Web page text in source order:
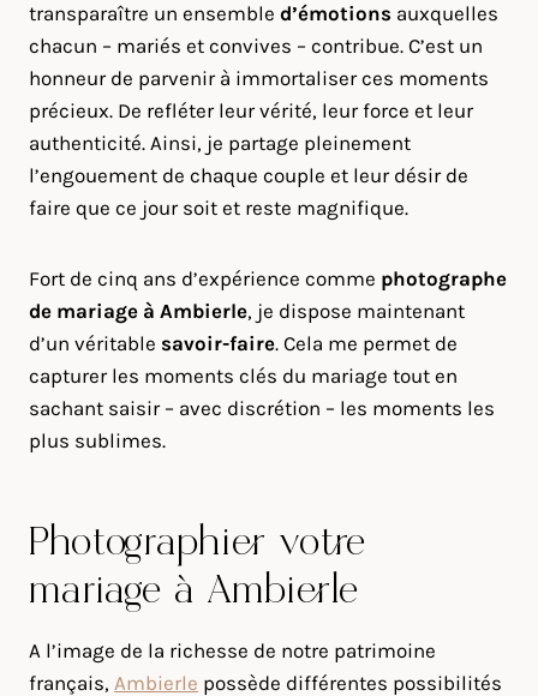
transparaître un ensemble d’émotions auxquelles
chacun – mariés et convives – contribue. C’est un
honneur de parvenir à immortaliser ces moments
précieux. De refléter leur vérité, leur force et leur
authenticité. Ainsi, je partage pleinement
l’engouement de chaque couple et leur désir de
faire que ce jour soit et reste magnifique.
Fort de cinq ans d’expérience comme photographe
de mariage à Ambierle, je dispose maintenant
d’un véritable savoir-faire. Cela me permet de
capturer les moments clés du mariage tout en
sachant saisir – avec discrétion – les moments les
plus sublimes.
Photographier votre
mariage à Ambierle
A l’image de la richesse de notre patrimoine
français, Ambierle possède différentes possibilités